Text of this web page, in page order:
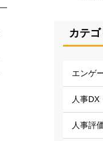
カテ
エンゲ
人事DX
人事評